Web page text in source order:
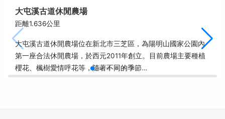
大屯溪古道休閒農場
距離1.636公里
大屯溪古道休閒農場位在新北市三芝區，為陽明山國家公園內
第一座合法休閒農場，於西元2011年創立。目前農場主要種植
櫻花、楓樹愛情呼花等，隨著不同的季節…